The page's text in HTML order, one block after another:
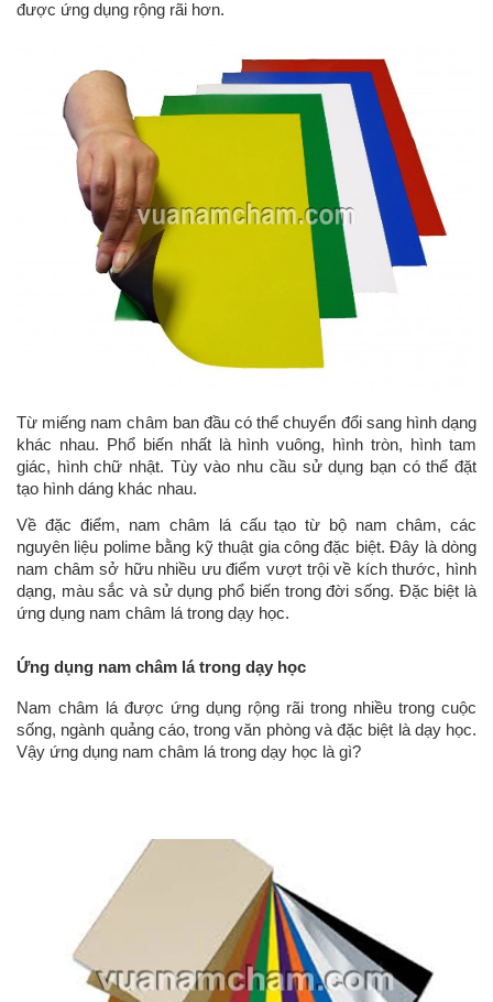
được ứng dụng rộng rãi hơn.
Từ miếng nam châm ban đầu có thể chuyển đổi sang hình dạng
khác nhau. Phổ biến nhất là hình vuông, hình tròn, hình tam
giác, hình chữ nhật. Tùy vào nhu cầu sử dụng bạn có thể đặt
tạo hình dáng khác nhau.
Về đặc điểm, nam châm lá cấu tạo từ bộ nam châm, các
nguyên liệu polime bằng kỹ thuật gia công đặc biệt. Đây là dòng
nam châm sở hữu nhiều ưu điểm vượt trội về kích thước, hình
dạng, màu sắc và sử dụng phổ biến trong đời sống. Đặc biệt là
ứng dụng nam châm lá trong dạy học.
Ứng dụng nam châm lá trong dạy học
Nam châm lá được ứng dụng rộng rãi trong nhiều trong cuộc
sống, ngành quảng cáo, trong văn phòng và đặc biệt là dạy học.
Vậy ứng dụng nam châm lá trong dạy học là gì?